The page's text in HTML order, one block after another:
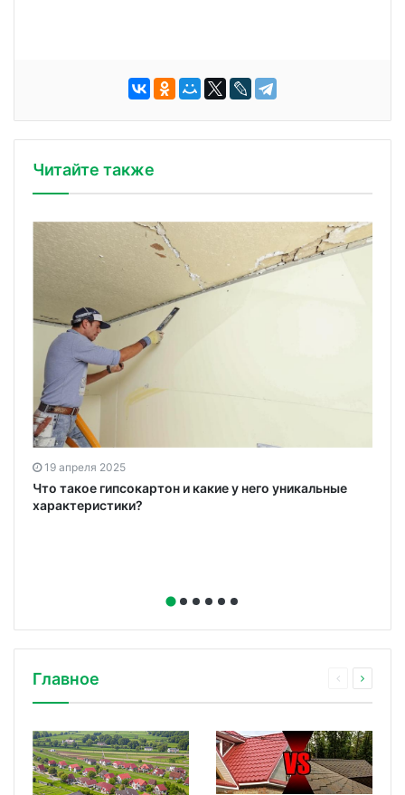
Читайте также
19 апреля 2025
Что такое гипсокартон и какие у него уникальные
характеристики?
Главное